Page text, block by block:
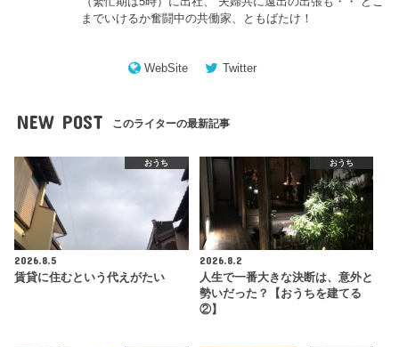
までいけるか奮闘中の共働家、ともばたけ！
WebSite Twitter
NEW POST このライターの最新記事
おうち
2026.8.5
賃貸に住むという代えがたい
おうち
2026.8.2
人生で一番大きな決断は、意外と
勢いだった？【おうちを建てる
②】